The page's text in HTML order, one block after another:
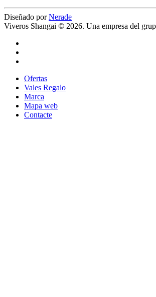
Diseñado porNerade
Viveros Shangai © 2026. Una empresa del
Ofertas
Vales Regalo
Marca
Mapa web
Contacte